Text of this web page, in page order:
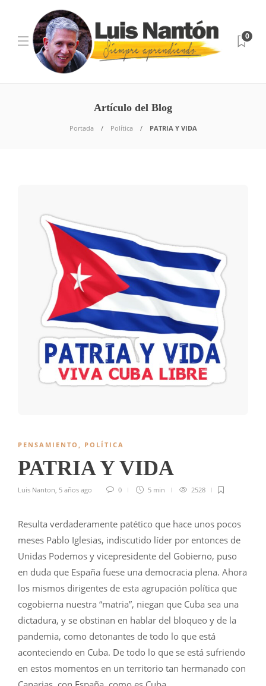
0
Artículo del Blog
Portada Política PATRIA Y VIDA
PENSAMIENTO , POLÍTICA
PATRIA Y VIDA
Luis Nanton, 5 años ago 0 5 min 2528
Resulta verdaderamente patético que hace unos pocos
meses Pablo Iglesias, indiscutido líder por entonces de
Unidas Podemos y vicepresidente del Gobierno, puso
en duda que España fuese una democracia plena. Ahora
los mismos dirigentes de esta agrupación política que
cogobierna nuestra “matria”, niegan que Cuba sea una
dictadura, y se obstinan en hablar del bloqueo y de la
pandemia, como detonantes de todo lo que está
aconteciendo en Cuba. De todo lo que se está sufriendo
en estos momentos en un territorio tan hermanado con